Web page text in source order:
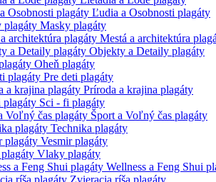
Ľudia a Osobnosti plagáty
Masky plagáty
Mestá a architektúra
Objekty a Detaily plagáty
Oheň plagáty
Pre deti plagáty
Príroda a krajina plagáty
Sci - fi plagáty
Šport a Voľný čas plagáty
Technika plagáty
Vesmir plagáty
Vlaky plagáty
Wellness a Feng Shui
Zvieracia ríša plagáty